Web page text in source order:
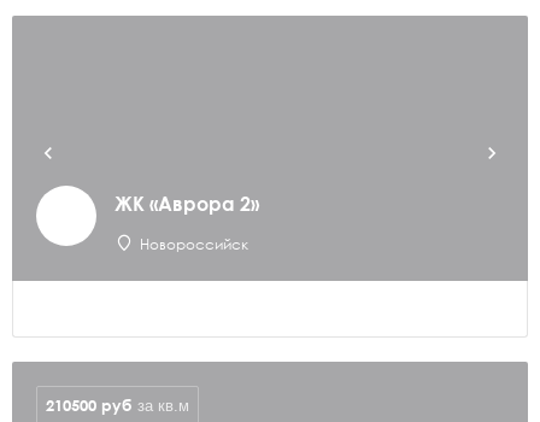
ЖК «Аврора 2»
Новороссийск
210500 руб за кв.м